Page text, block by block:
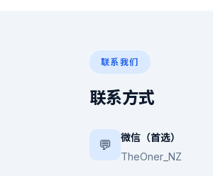
联系我们
联系方式
💬
微信（首选）
TheOner_NZ